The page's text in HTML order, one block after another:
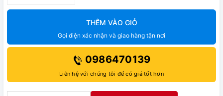
THÊM VÀO GIỎ
Gọi điện xác nhận và giao hàng tận nơi
0986470139
Liên hệ với chúng tôi để có giá tốt hơn